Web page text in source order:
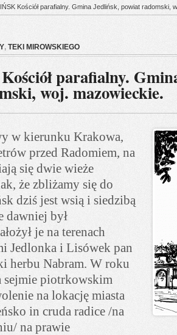
Kościół parafialny. Gmina Jedlińsk, powiat radomski,
, TEKI MIROWSKIEGO
parafialny.
woj. mazowieckie.
w kierunku Krakowa,
przed Radomiem, na
się dwie wieże
że zbliżamy się do
dziś jest wsią i siedzibą
dawniej był
je na terenach
Jedlonka i Lisówek pan
herbu Nabram. W roku
sejmie piotrkowskim
na lokację miasta
in cruda radice /na
na prawie